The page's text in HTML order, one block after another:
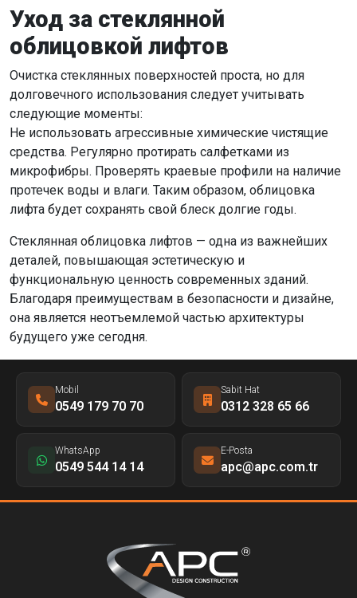
Уход за стеклянной
облицовкой лифтов
Очистка стеклянных поверхностей проста, но для
долговечного использования следует учитывать
следующие моменты:
Не использовать агрессивные химические чистящие
средства. Регулярно протирать салфетками из
микрофибры. Проверять краевые профили на наличие
протечек воды и влаги. Таким образом, облицовка
лифта будет сохранять свой блеск долгие годы.
Стеклянная облицовка лифтов — одна из важнейших
деталей, повышающая эстетическую и
функциональную ценность современных зданий.
Благодаря преимуществам в безопасности и дизайне,
она является неотъемлемой частью архитектуры
будущего уже сегодня.
Mobil
0549 179 70 70
Sabit Hat
0312 328 65 66
WhatsApp
0549 544 14 14
E-Posta
apc@apc.com.tr